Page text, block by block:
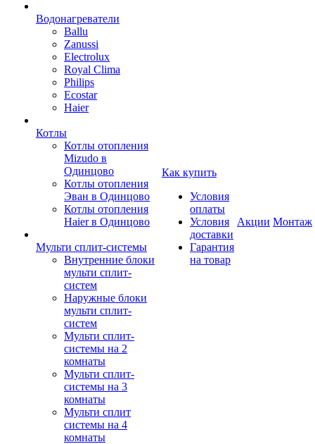
Водонагреватели
Ballu
Zanussi
Electrolux
Royal Clima
Philips
Ecostar
Haier
Котлы
Котлы отопления
Mizudo в
Одинцово
Котлы отопления
Эван в Одинцово
Котлы отопления
Haier в Одинцово
Мульти сплит-системы
Внутренние блоки
мульти сплит-
систем
Наружные блоки
мульти сплит-
систем
Мульти сплит-
системы на 2
комнаты
Мульти сплит-
системы на 3
комнаты
Мульти сплит
системы на 4
комнаты
Как купить
Условия
оплаты
Условия
доставки
Гарантия
на товар
Акции Монтаж